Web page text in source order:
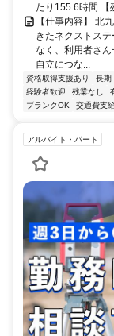
たり155.6時間 【
【仕事内容】 北
きたネクストス
なく、利用者さ
自立につな...
資格取得支援あり 長期
経験者歓迎
残業なし
ブランクOK
交通費支
アルバイト・パート